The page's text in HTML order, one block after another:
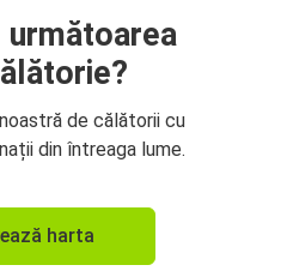
următoarea
de călătorii cu
din întreaga lume.
harta